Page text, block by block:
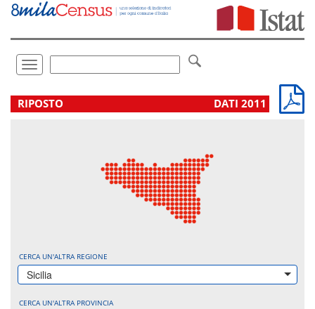
Vai
direttamente
Toggle
navigation
.
RIPOSTO DATI 2011
CERCA UN'ALTRA REGIONE
Sicilia
CERCA UN'ALTRA PROVINCIA